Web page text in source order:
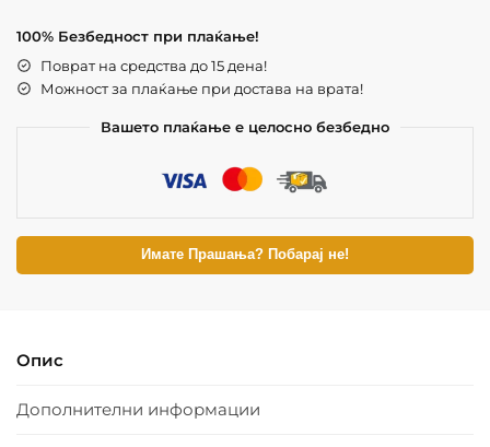
100% Безбедност при плаќање!
Поврат на средства до 15 дена!
Можност за плаќање при достава на врата!
Вашето плаќање е целосно безбедно
Имате Прашања? Побарај не!
Опис
Дополнителни информации